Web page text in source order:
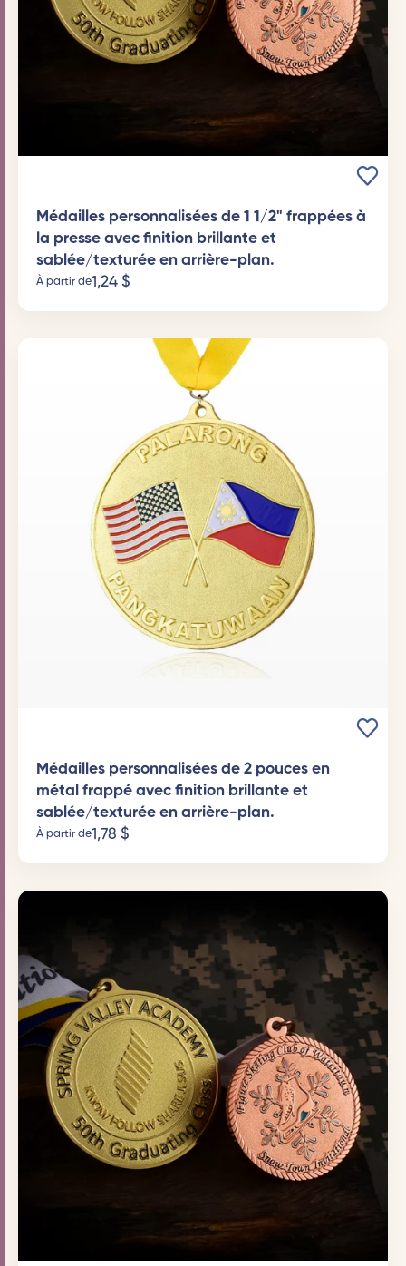
Médailles personnalisées de 1 1/2" frappées à
la presse avec finition brillante et
sablée/texturée en arrière-plan.
À partir de1,24 $
Médailles personnalisées de 2 pouces en
métal frappé avec finition brillante et
sablée/texturée en arrière-plan.
À partir de1,78 $